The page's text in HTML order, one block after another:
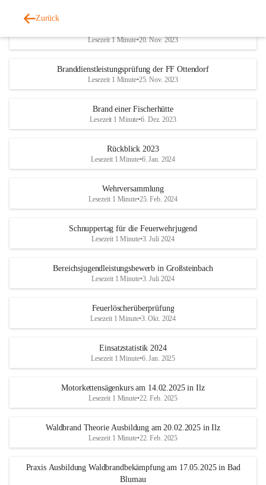
Zurück
Lesezeit 1 Minute•20. Nov. 2023
Branddienstleistungsprüfung der FF Ottendorf
Lesezeit 1 Minute•25. Nov. 2023
Brand einer Fischerhütte
Lesezeit 1 Minute•6. Dez. 2023
Rückblick 2023
Lesezeit 1 Minute•6. Jan. 2024
Wehrversammlung
Lesezeit 1 Minute•25. Feb. 2024
Schnuppertag für die Feuerwehrjugend
Lesezeit 1 Minute•3. Juli 2024
Bereichsjugendleistungsbewerb in Großsteinbach
Lesezeit 1 Minute•3. Juli 2024
Feuerlöscherüberprüfung
Lesezeit 1 Minute•3. Okt. 2024
Einsatzstatistik 2024
Lesezeit 1 Minute•6. Jan. 2025
Motorkettensägenkurs am 14.02.2025 in Ilz
Lesezeit 1 Minute•22. Feb. 2025
Waldbrand Theorie Ausbildung am 20.02.2025 in Ilz
Lesezeit 1 Minute•22. Feb. 2025
Praxis Ausbildung Waldbrandbekämpfung am 17.05.2025 in Bad
Blumau